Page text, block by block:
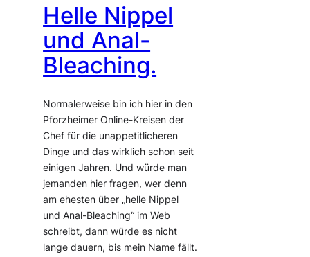
Helle Nippel
und Anal-
Bleaching.
Normalerweise bin ich hier in den
Pforzheimer Online-Kreisen der
Chef für die unappetitlicheren
Dinge und das wirklich schon seit
einigen Jahren. Und würde man
jemanden hier fragen, wer denn
am ehesten über „helle Nippel
und Anal-Bleaching“ im Web
schreibt, dann würde es nicht
lange dauern, bis mein Name fällt.